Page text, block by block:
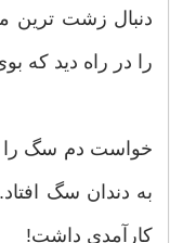
دنبال زشت
را در راه دید که
خواست دم سگ را
به دندان سگ
کارآمدی داشت!